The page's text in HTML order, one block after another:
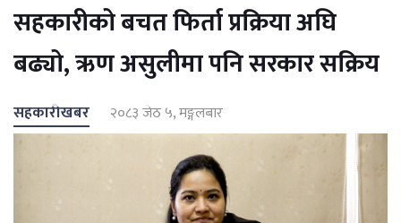
सहकारीको बचत फिर्ता प्रक्रिया अघि
बढ्यो, ऋण असुलीमा पनि सरकार सक्रिय
सहकारीखबर २०८३ जेठ ५, मङ्गलबार